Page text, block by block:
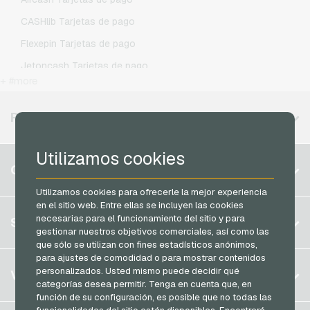
Utilizamos cookies
Utilizamos cookies para ofrecerle la mejor experiencia
en el sitio web. Entre ellas se incluyen las cookies
necesarias para el funcionamiento del sitio y para
gestionar nuestros objetivos comerciales, así como las
que sólo se utilizan con fines estadísticos anónimos,
para ajustes de comodidad o para mostrar contenidos
personalizados. Usted mismo puede decidir qué
categorías desea permitir. Tenga en cuenta que, en
función de su configuración, es posible que no todas las
CASHlib Tarjetas de pago
Flexepin Tarjetas de pago
Jetoncash Tarjetas de pago
Neosurf Tarjetas de pago
Razer Gold Tarjetas de pago
Transcash Tarjetas de pago
REGIONES DISPONIBLES
Bélgica
Alemania (DE)
Alemania (EN)
Francia
Italia
Países Bajos
CUENTA
Registrar
Iniciar sesión
Mi carrito
SERVICIO
FAQ
Modos de pago
VGO-SHOP